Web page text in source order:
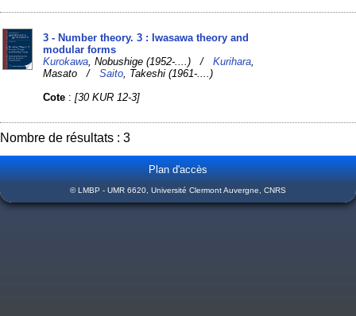
3 - Number theory. 3 : Iwasawa theory and
modular forms
Kurokawa , Nobushige (1952-....) /Kurihara
Masato /Saito , Takeshi (1961-....)
Cote :[30 KUR 12-3]
Nombre de résultats : 3
Plan d'accès
© LMBP - UMR 6620, Université Clermont Auvergne, CNRS